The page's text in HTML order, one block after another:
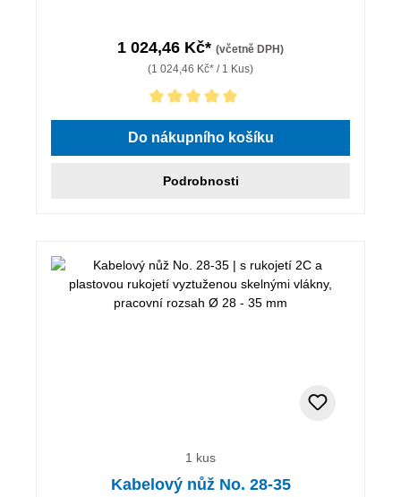
1 024,46 Kč* (včetně DPH)
(1 024,46 Kč* / 1 Kus)
Průměrné hodnocení 5 z 5 hvězd
Do nákupního košíku
Podrobnosti
1 kus
Kabelový nůž No. 28-35